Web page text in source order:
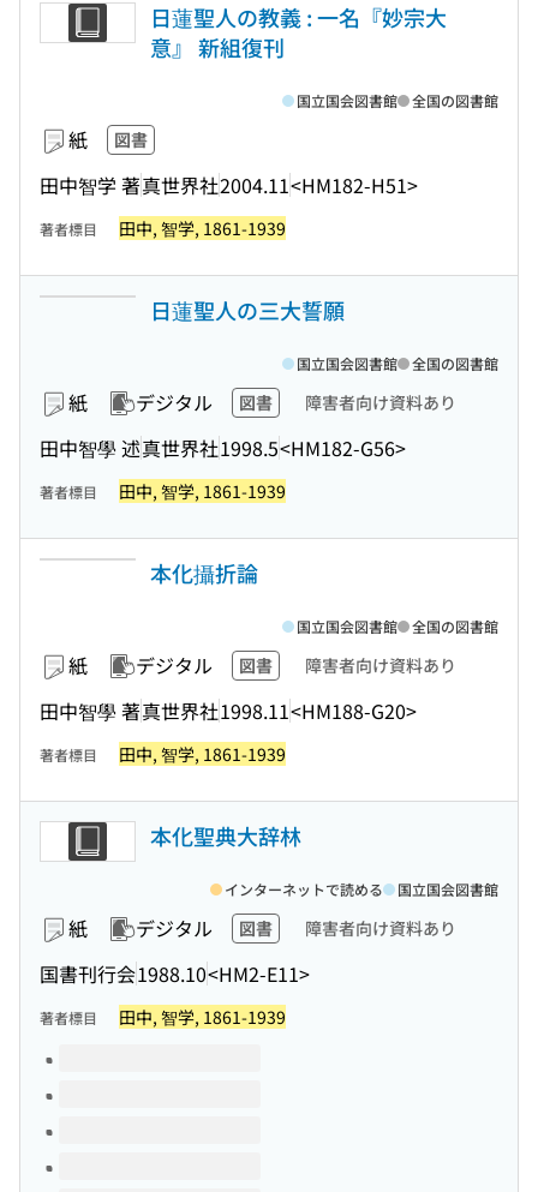
日蓮聖人の教義 : 一名『妙宗大
意』 新組復刊
紙 図書
田中智学 著真世界社2004.11<HM182-H51>
国立国会図書館 全国の図書館
著者標目 田中, 智学, 1861-1939
日蓮聖人の三大誓願
紙 デジタル 図書 障害者向け資料あり
田中智學 述真世界社1998.5<HM182-G56>
国立国会図書館 全国の図書館
著者標目 田中, 智学, 1861-1939
本化攝折論
紙 デジタル 図書 障害者向け資料あり
田中智學 著真世界社1998.11<HM188-G20>
国立国会図書館 全国の図書館
著者標目 田中, 智学, 1861-1939
本化聖典大辞林
紙 デジタル 図書 障害者向け資料あり
国書刊行会1988.10<HM2-E11>
インターネットで読める 国立国会図書館
著者標目 田中, 智学, 1861-1939
このタイトルの巻号